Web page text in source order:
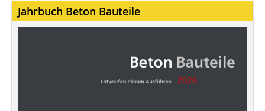
Jahrbuch Beton Bauteile